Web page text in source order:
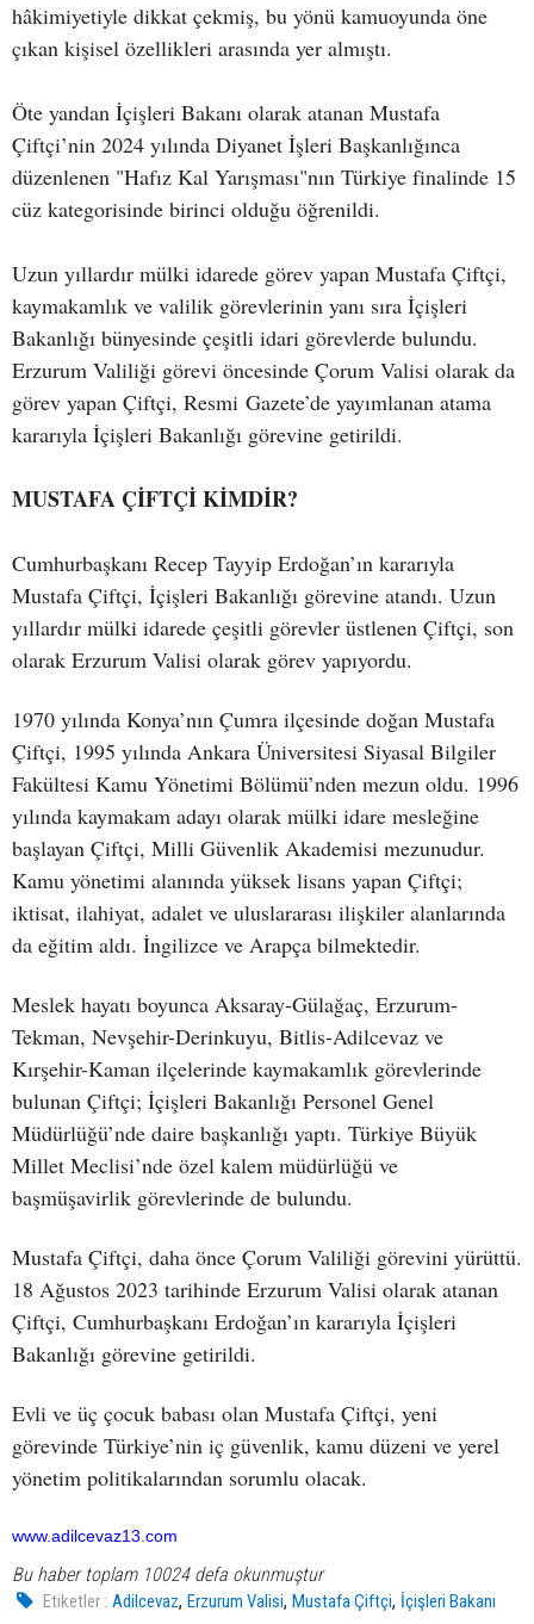
hâkimiyetiyle dikkat çekmiş, bu yönü kamuoyunda öne
çıkan kişisel özellikleri arasında yer almıştı.
Öte yandan İçişleri Bakanı olarak atanan Mustafa
Çiftçi’nin 2024 yılında Diyanet İşleri Başkanlığınca
düzenlenen "Hafız Kal Yarışması"nın Türkiye finalinde 15
cüz kategorisinde birinci olduğu öğrenildi.
Uzun yıllardır mülki idarede görev yapan Mustafa Çiftçi,
kaymakamlık ve valilik görevlerinin yanı sıra İçişleri
Bakanlığı bünyesinde çeşitli idari görevlerde bulundu.
Erzurum Valiliği görevi öncesinde Çorum Valisi olarak da
görev yapan Çiftçi, Resmi Gazete’de yayımlanan atama
kararıyla İçişleri Bakanlığı görevine getirildi.
MUSTAFA ÇİFTÇİ KİMDİR?
Cumhurbaşkanı Recep Tayyip Erdoğan’ın kararıyla
Mustafa Çiftçi, İçişleri Bakanlığı görevine atandı. Uzun
yıllardır mülki idarede çeşitli görevler üstlenen Çiftçi, son
olarak Erzurum Valisi olarak görev yapıyordu.
1970 yılında Konya’nın Çumra ilçesinde doğan Mustafa
Çiftçi, 1995 yılında Ankara Üniversitesi Siyasal Bilgiler
Fakültesi Kamu Yönetimi Bölümü’nden mezun oldu. 1996
yılında kaymakam adayı olarak mülki idare mesleğine
başlayan Çiftçi, Milli Güvenlik Akademisi mezunudur.
Kamu yönetimi alanında yüksek lisans yapan Çiftçi;
iktisat, ilahiyat, adalet ve uluslararası ilişkiler alanlarında
da eğitim aldı. İngilizce ve Arapça bilmektedir.
Meslek hayatı boyunca Aksaray-Gülağaç, Erzurum-
Tekman, Nevşehir-Derinkuyu, Bitlis-Adilcevaz ve
Kırşehir-Kaman ilçelerinde kaymakamlık görevlerinde
bulunan Çiftçi; İçişleri Bakanlığı Personel Genel
Müdürlüğü’nde daire başkanlığı yaptı. Türkiye Büyük
Millet Meclisi’nde özel kalem müdürlüğü ve
başmüşavirlik görevlerinde de bulundu.
Mustafa Çiftçi, daha önce Çorum Valiliği görevini yürüttü.
18 Ağustos 2023 tarihinde Erzurum Valisi olarak atanan
Çiftçi, Cumhurbaşkanı Erdoğan’ın kararıyla İçişleri
Bakanlığı görevine getirildi.
Evli ve üç çocuk babası olan Mustafa Çiftçi, yeni
görevinde Türkiye’nin iç güvenlik, kamu düzeni ve yerel
yönetim politikalarından sorumlu olacak.
www.adilcevaz13.com
Bu haber toplam 10024 defa okunmuştur
Etiketler : Adilcevaz,Erzurum Valisi,Mustafa Çiftçi, İçişleri Bakanı